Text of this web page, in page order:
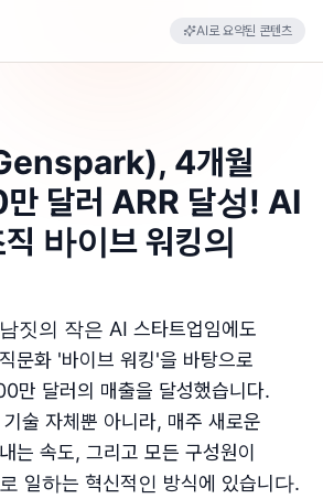
AI로 요약된 콘텐츠
4개월
달러 ARR 달성! AI
바이브 워킹의
짓의 작은 AI 스타트업임에도
문화 '바이브 워킹'을 바탕으로
만 달러의 매출을 달성했습니다.
술 자체뿐 아니라, 매주 새로운
는 속도, 그리고 모든 구성원이
일하는 혁신적인 방식에 있습니다.